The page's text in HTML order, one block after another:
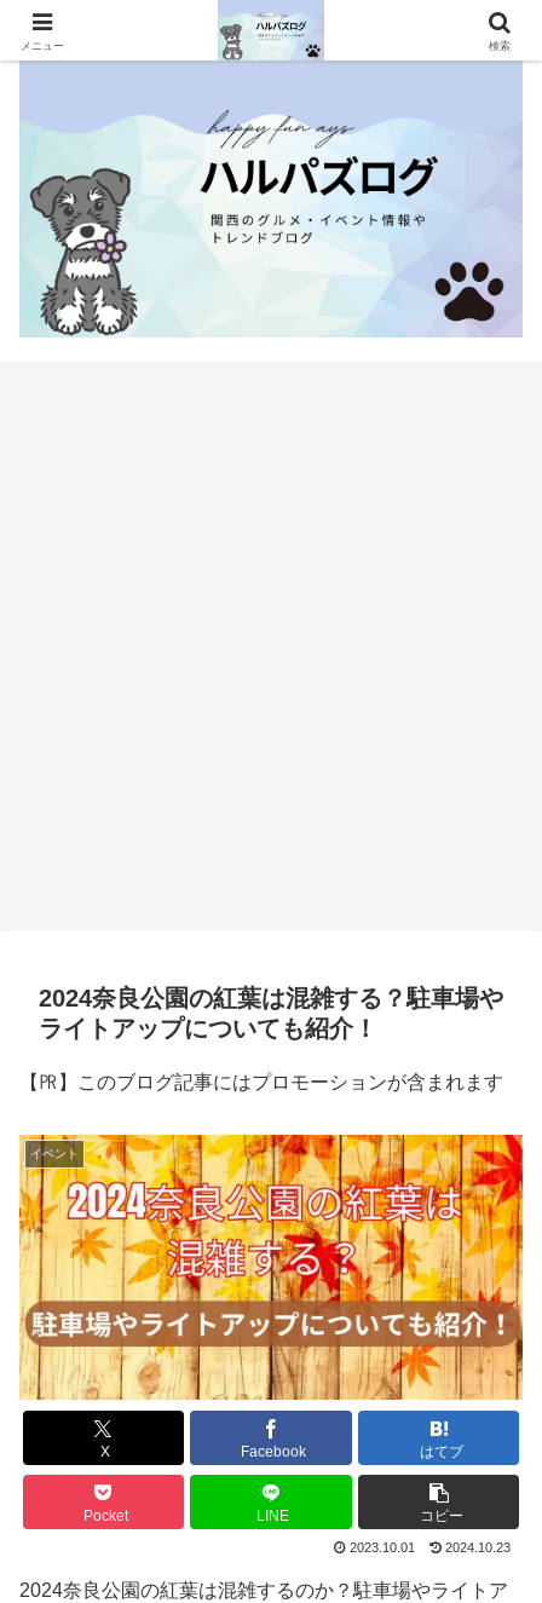
関西のグルメ・イベント情報やトレンドブログ
2024奈良公園の紅葉は混雑する？駐車場や
ライトアップについても紹介！
【㏚】このブログ記事にはプロモーションが含まれます
イベント
X Facebook はてブ
Pocket LINE コピー
2023.10.01 2024.10.23
2024奈良公園の紅葉は混雑するのか？駐車場やライトア
メニュー 検索